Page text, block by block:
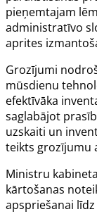
pieņemtajam
administratīvo
aprites
Grozījumi
mūsdienu
efektīvāka
saglabājot
uzskaiti un
teikts grozījumu
Ministru
kārtošanas
apspriešanai